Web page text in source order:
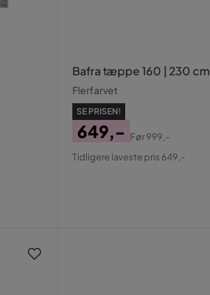
Bafra tæppe 160 | 230 cm
Flerfarvet
SE PRISEN!
Pris
649,-
Original
Før999,-
Tidligere laveste pris 649,-